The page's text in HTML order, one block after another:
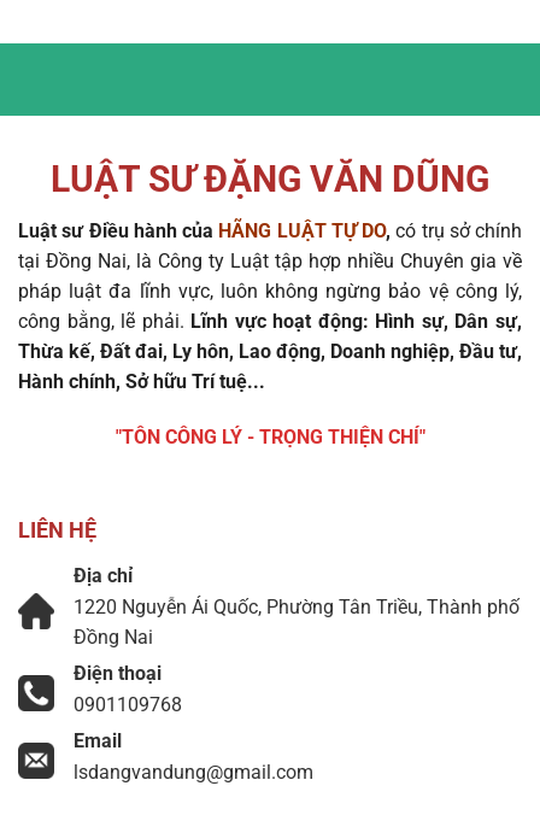
LUẬT SƯ ĐẶNG VĂN DŨNG
Luật sư Điều hành của HÃNG LUẬT TỰ DO, có trụ sở chính
tại Đồng Nai, là Công ty Luật tập hợp nhiều Chuyên gia về
pháp luật đa lĩnh vực, luôn không ngừng bảo vệ công lý,
công bằng, lẽ phải. Lĩnh vực hoạt động: Hình sự, Dân sự,
Thừa kế, Đất đai, Ly hôn, Lao động, Doanh nghiệp, Đầu tư,
Hành chính, Sở hữu Trí tuệ...
"TÔN CÔNG LÝ - TRỌNG THIỆN CHÍ"
LIÊN HỆ
Địa chỉ
1220 Nguyễn Ái Quốc, Phường Tân Triều, Thành phố
Đồng Nai
Điện thoại
0901109768
Email
lsdangvandung@gmail.com